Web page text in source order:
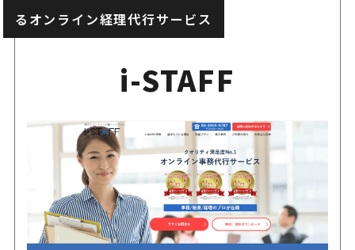
るオンライン経理代行サービス
i-STAFF